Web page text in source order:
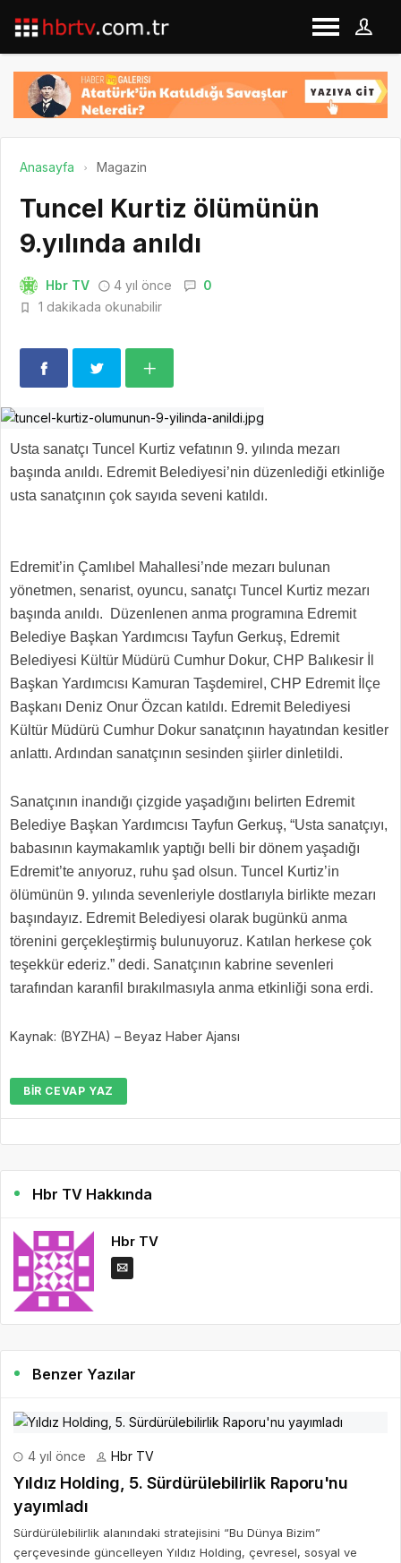
Anasayfa Magazin
Tuncel Kurtiz ölümünün
9.yılında anıldı
Hbr TV 4 yıl önce
0
1 dakikada okunabilir
Usta sanatçı Tuncel Kurtiz vefatının 9. yılında mezarı
başında anıldı. Edremit Belediyesi’nin düzenlediği etkinliğe
usta sanatçının çok sayıda seveni katıldı.
Edremit’in Çamlıbel Mahallesi’nde mezarı bulunan
yönetmen, senarist, oyuncu, sanatçı Tuncel Kurtiz mezarı
başında anıldı. Düzenlenen anma programına Edremit
Belediye Başkan Yardımcısı Tayfun Gerkuş, Edremit
Belediyesi Kültür Müdürü Cumhur Dokur, CHP Balıkesir İl
Başkan Yardımcısı Kamuran Taşdemirel, CHP Edremit İlçe
Başkanı Deniz Onur Özcan katıldı. Edremit Belediyesi
Kültür Müdürü Cumhur Dokur sanatçının hayatından kesitler
anlattı. Ardından sanatçının sesinden şiirler dinletildi.
Sanatçının inandığı çizgide yaşadığını belirten Edremit
Belediye Başkan Yardımcısı Tayfun Gerkuş, “Usta sanatçıyı,
babasının kaymakamlık yaptığı belli bir dönem yaşadığı
Edremit’te anıyoruz, ruhu şad olsun. Tuncel Kurtiz’in
ölümünün 9. yılında sevenleriyle dostlarıyla birlikte mezarı
başındayız. Edremit Belediyesi olarak bugünkü anma
törenini gerçekleştirmiş bulunuyoruz. Katılan herkese çok
teşekkür ederiz.” dedi. Sanatçının kabrine sevenleri
tarafından karanfil bırakılmasıyla anma etkinliği sona erdi.
Kaynak: (BYZHA) – Beyaz Haber Ajansı
BIR CEVAP YAZ
Hbr TV Hakkında
Hbr TV
Benzer Yazılar
4 yıl önce Hbr TV
Yıldız Holding, 5. Sürdürülebilirlik Raporu'nu
yayımladı
Sürdürülebilirlik alanındaki stratejisini “Bu Dünya Bizim”
çerçevesinde güncelleyen Yıldız Holding, çevresel, sosyal ve